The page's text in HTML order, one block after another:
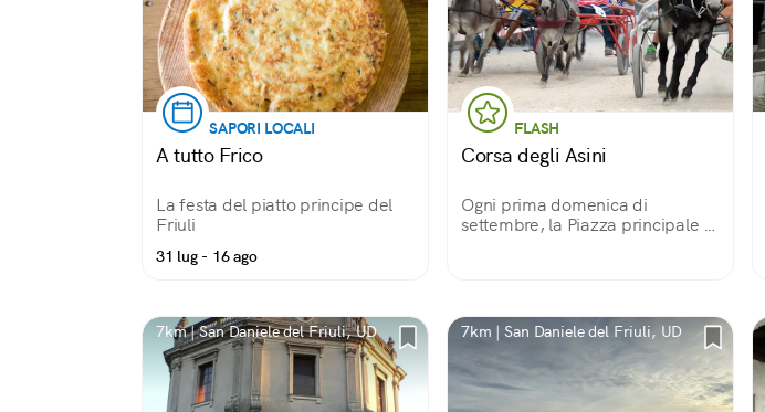
SAPORI LOCALI
A tutto Frico
La festa del piatto principe del
Friuli
31 lug - 16 ago
FLASH
Corsa degli Asini
Ogni prima domenica di
settembre, la Piazza principale di
al mussiere.
7km | San Daniele del Friuli, UD 7km | San Daniele del Friuli, UD